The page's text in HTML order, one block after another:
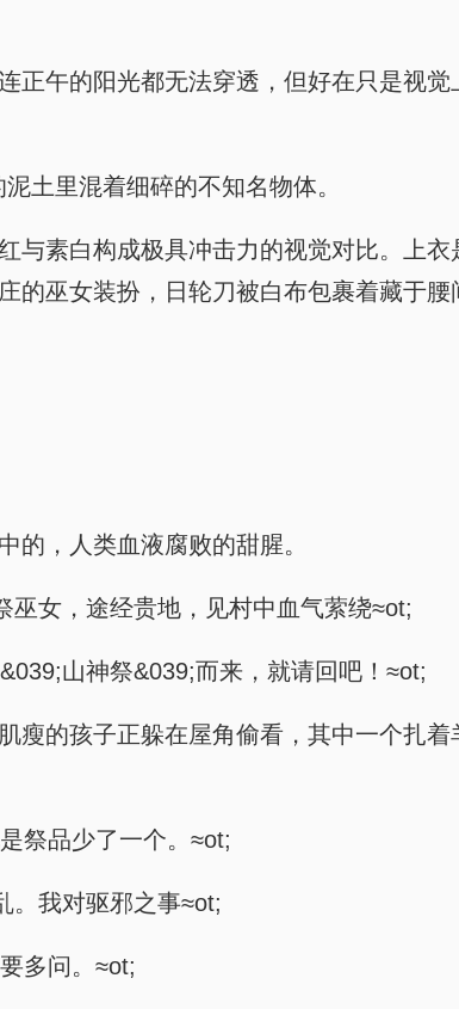
午的阳光都无法穿透，但好在只是视
土里混着细碎的不知名物体。
素白构成极具冲击力的视觉对比。上
巫女装扮，日轮刀被白布包裹着藏于腰
，人类血液腐败的甜腥。
女，途经贵地，见村中血气萦绕≈ot;
山神祭&039;而来，就请回吧！≈ot;
的孩子正躲在屋角偷看，其中一个扎
祭品少了一个。≈ot;
。我对驱邪之事≈ot;
多问。≈ot;